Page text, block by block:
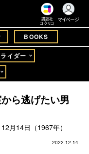
講談社
コクリコ
マイページ
BOOKS
イダー
ら逃げたい男
月14日（1967年）
2022.12.14